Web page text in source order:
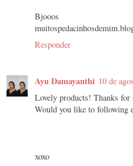
Bjooos
Responder
Ayu Damayanthi 10 de
Lovely products! Thanks
Would you like to following
xoxo